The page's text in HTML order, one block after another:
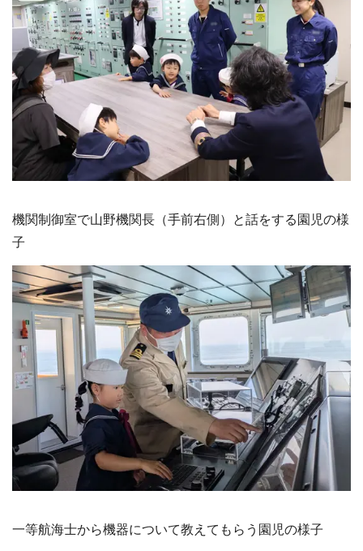
機関制御室で山野機関長（手前右側）と話をする園児の様
子
一等航海士から機器について教えてもらう園児の様子